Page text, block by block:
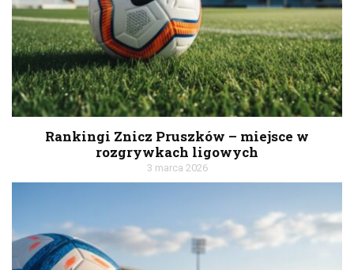
Rankingi Znicz Pruszków – miejsce w
rozgrywkach ligowych
3 marca 2026